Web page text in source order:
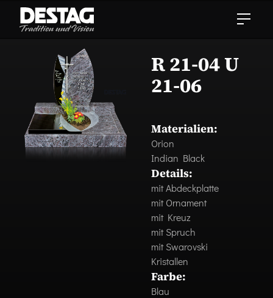
R 21-04 U
21-06
Materialien:
Orion
Indian Black
Details:
mit Abdeckplatte
mit Ornament
mit Kreuz
mit Spruch
mit Swarovski
Kristallen
Farbe:
Blau